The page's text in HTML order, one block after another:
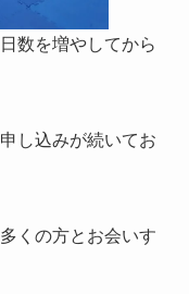
数を増やしてから
し込みが続いてお
くの方とお会いす